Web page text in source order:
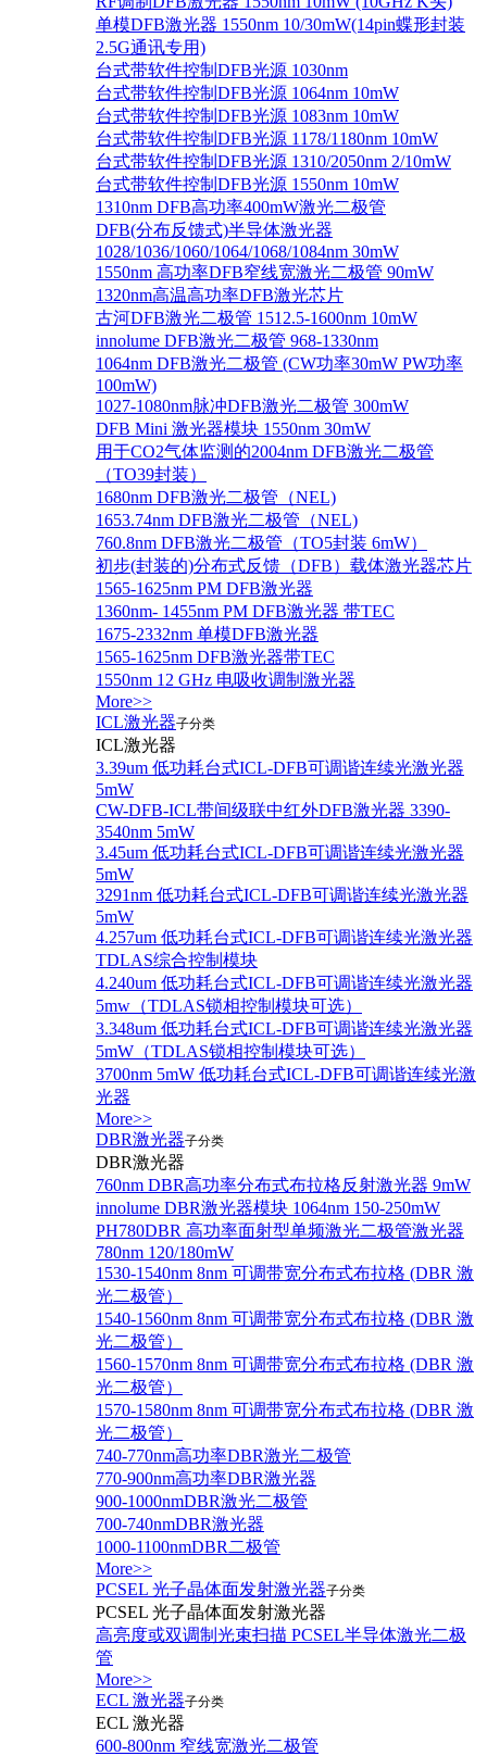
单模DFB激光器 1550nm 10/30mW(14pin蝶形封装
2.5G通讯专用)
台式带软件控制DFB光源 1030nm
台式带软件控制DFB光源 1064nm 10mW
台式带软件控制DFB光源 1083nm 10mW
台式带软件控制DFB光源 1178/1180nm 10mW
台式带软件控制DFB光源 1310/2050nm 2/10mW
台式带软件控制DFB光源 1550nm 10mW
1310nm DFB高功率400mW激光二极管
DFB(分布反馈式)半导体激光器
1028/1036/1060/1064/1068/1084nm 30mW
1550nm 高功率DFB窄线宽激光二极管 90mW
1320nm高温高功率DFB激光芯片
古河DFB激光二极管 1512.5-1600nm 10mW
innolume DFB激光二极管 968-1330nm
1064nm DFB激光二极管 (CW功率30mW PW功率
100mW)
1027-1080nm脉冲DFB激光二极管 300mW
DFB Mini 激光器模块 1550nm 30mW
用于CO2气体监测的2004nm DFB激光二极管
（TO39封装）
1680nm DFB激光二极管（NEL)
1653.74nm DFB激光二极管（NEL)
760.8nm DFB激光二极管（TO5封装 6mW）
初步(封装的)分布式反馈（DFB）载体激光器芯片
1565-1625nm PM DFB激光器
1360nm- 1455nm PM DFB激光器 带TEC
1675-2332nm 单模DFB激光器
1565-1625nm DFB激光器带TEC
1550nm 12 GHz 电吸收调制激光器
More>>
ICL激光器子分类
ICL激光器
3.39um 低功耗台式ICL-DFB可调谐连续光激光器
5mW
CW-DFB-ICL带间级联中红外DFB激光器 3390-
3540nm 5mW
3.45um 低功耗台式ICL-DFB可调谐连续光激光器
5mW
3291nm 低功耗台式ICL-DFB可调谐连续光激光器
5mW
4.257um 低功耗台式ICL-DFB可调谐连续光激光器
TDLAS综合控制模块
4.240um 低功耗台式ICL-DFB可调谐连续光激光器
5mw（TDLAS锁相控制模块可选）
3.348um 低功耗台式ICL-DFB可调谐连续光激光器
5mW（TDLAS锁相控制模块可选）
3700nm 5mW 低功耗台式ICL-DFB可调谐连续光激
光器
More>>
DBR激光器子分类
DBR激光器
760nm DBR高功率分布式布拉格反射激光器 9mW
innolume DBR激光器模块 1064nm 150-250mW
PH780DBR 高功率面射型单频激光二极管激光器
780nm 120/180mW
1530-1540nm 8nm 可调带宽分布式布拉格 (DBR 激
光二极管）
1540-1560nm 8nm 可调带宽分布式布拉格 (DBR 激
光二极管）
1560-1570nm 8nm 可调带宽分布式布拉格 (DBR 激
光二极管）
1570-1580nm 8nm 可调带宽分布式布拉格 (DBR 激
光二极管）
740-770nm高功率DBR激光二极管
770-900nm高功率DBR激光器
900-1000nmDBR激光二极管
700-740nmDBR激光器
1000-1100nmDBR二极管
More>>
PCSEL 光子晶体面发射激光器子分类
PCSEL 光子晶体面发射激光器
高亮度或双调制光束扫描 PCSEL半导体激光二极
管
More>>
ECL 激光器子分类
ECL 激光器
600-800nm 窄线宽激光二极管